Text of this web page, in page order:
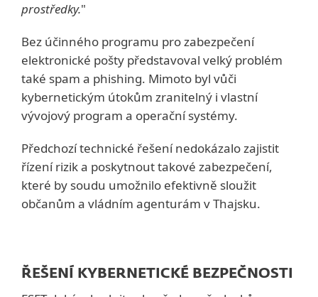
prostředky."
Bez účinného programu pro zabezpečení
elektronické pošty představoval velký problém
také spam a phishing. Mimoto byl vůči
kybernetickým útokům zranitelný i vlastní
vývojový program a operační systémy.
Předchozí technické řešení nedokázalo zajistit
řízení rizik a poskytnout takové zabezpečení,
které by soudu umožnilo efektivně sloužit
občanům a vládním agenturám v Thajsku.
ŘEŠENÍ KYBERNETICKÉ BEZPEČNOSTI